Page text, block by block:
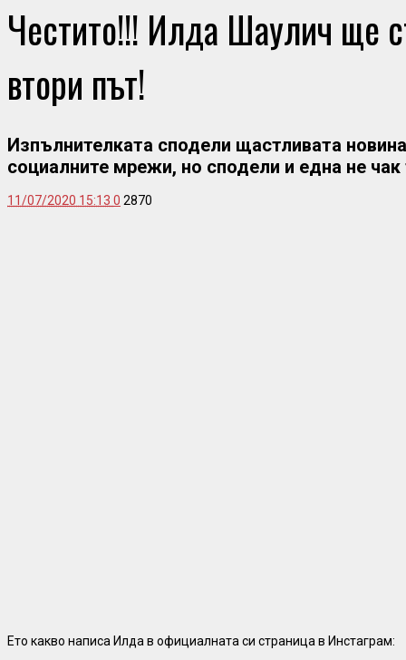
Честито!!! Илда Шаулич ще
втори път!
Изпълнителката сподели щастливата
социалните мрежи, но сподели и една не
11/07/2020 15:13 0 2870
Ето какво написа Илда в официалната си страница в Инстаграм: